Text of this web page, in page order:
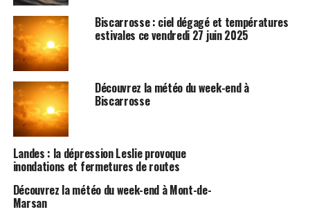
Biscarrosse : ciel dégagé et températures
estivales ce vendredi 27 juin 2025
Découvrez la météo du week-end à
Biscarrosse
Landes : la dépression Leslie provoque
inondations et fermetures de routes
Découvrez la météo du week-end à Mont-de-
Marsan